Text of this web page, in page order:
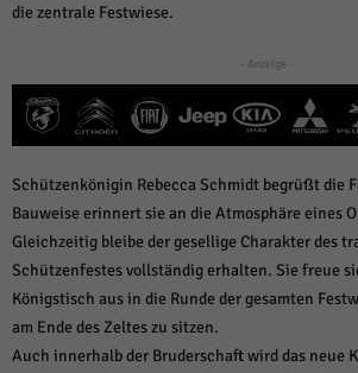
die zentrale Festwiese.
- Anzeige -
Schützenkönigin Rebecca Schmidt begrüßt die
Bauweise erinnert sie an die Atmosphäre eines
Gleichzeitig bleibe der gesellige Charakter des
Schützenfestes vollständig erhalten. Sie freue
Königstisch aus in die Runde der gesamten
am Ende des Zeltes zu sitzen.
Auch innerhalb der Bruderschaft wird das neue
Statistik Cookies erfassen Informationen anonym.
Marketing (1)
um personalisierte Werbung anzuzeigen. Sie tun
über Websites hinweg verfolgen.
Cookie-Informationen
Externe Medien (6)
Inhalte von Videoplattformen und Social-Media-
standardmäßig blockiert. Wenn Cookies von externen